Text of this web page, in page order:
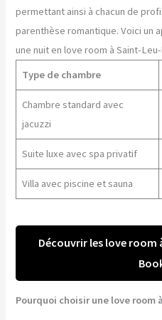
permettant ainsi à chacun de
parenthèse romantique. Voici un
une nuit en love room à Saint-
Type de chambre
Chambre standard avec
jacuzzi
Suite luxe avec spa privatif
Villa avec piscine et sauna
Découvrir les love
Pourquoi choisir une love room